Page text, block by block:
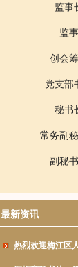
监事
监事
创会
党支部
秘书
常务副
副秘
最新资讯
热烈欢迎梅江区